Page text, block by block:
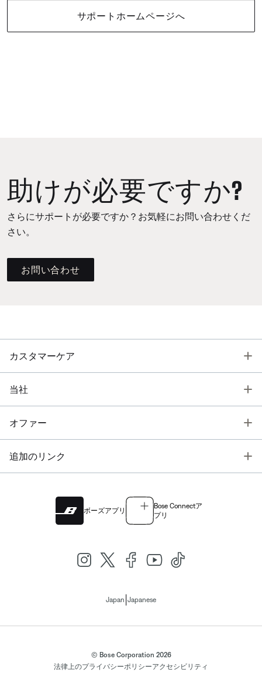
サポートホームページへ
助けが必要ですか?
さらにサポートが必要ですか？お気軽にお問い合わせくだ
さい。
お問い合わせ
カスタマーケア
当社
オファー
追加のリンク
ボーズアプリ
Bose Connectア
プリ
Japan Japanese
© Bose Corporation 2026
法律上のプライバシーポリシーアクセシビリティ